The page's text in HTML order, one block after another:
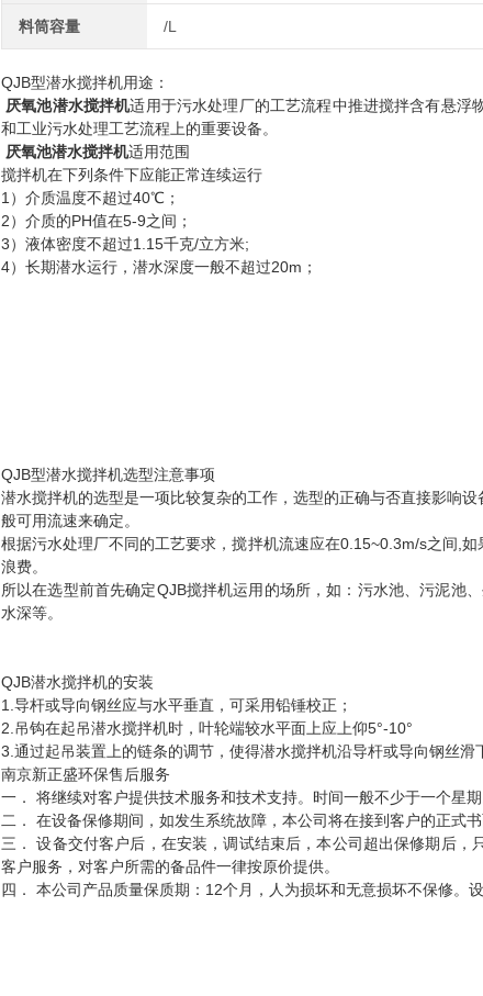
料筒容量 /L
QJB型潜水搅拌机用途：
厌氧池潜水搅拌机适用于污水处理厂的工艺流程中推进搅拌含有悬浮
和工业污水处理工艺流程上的重要设备。
厌氧池潜水搅拌机适用范围
搅拌机在下列条件下应能正常连续运行
1）介质温度不超过40℃；
2）介质的PH值在5-9之间；
3）液体密度不超过1.15千克/立方米;
4）长期潜水运行，潜水深度一般不超过20m；
QJB型潜水搅拌机选型注意事项
潜水搅拌机的选型是一项比较复杂的工作，选型的正确与否直接影响
般可用流速来确定。
根据污水处理厂不同的工艺要求，搅拌机流速应在0.15~0.3m/s之间,
浪费。
所以在选型前首先确定QJB搅拌机运用的场所，如：污水池、污泥池
水深等。
QJB潜水搅拌机的安装
1.导杆或导向钢丝应与水平垂直，可采用铅锤校正；
2.吊钩在起吊潜水搅拌机时，叶轮端较水平面上应上仰5°-10°
3.通过起吊装置上的链条的调节，使得潜水搅拌机沿导杆或导向钢丝
南京新正盛环保售后服务
一． 将继续对客户提供技术服务和技术支持。时间一般不少于一个星期
二． 在设备保修期间，如发生系统故障，本公司将在接到客户的正式
三． 设备交付客户后，在安装，调试结束后，本公司超出保修期后
客户服务，对客户所需的备品件一律按原价提供。
四． 本公司产品质量保质期：12个月，人为损坏和无意损坏不保修。